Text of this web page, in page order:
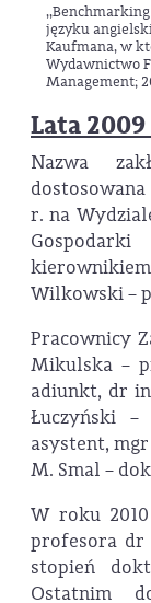
języku
Kaufmana, w
Wydawnictwo
Management;
Lata 2009
Nazwa
r. na
Wilkowski –
Pracownicy
Mikulska –
adiunkt, dr
Łuczyński
asystent,
M. Smal –
W roku
profesora dr
stopień
Ostatnim